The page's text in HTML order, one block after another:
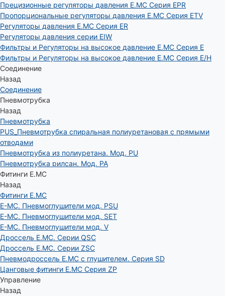
Прецизионные регуляторы давления E.MC Серия EPR
Пропорциональные регуляторы давления E.MC Серия ETV
Регуляторы давления E.MC Серия ER
Регуляторы давления серии EIW
Фильтры и Регуляторы на высокое давление E.MC Серия E
Фильтры и Регуляторы на высокое давление E.MC Серия E/H
Соединение
Назад
Соединение
Пневмотрубка
Назад
Пневмотрубка
PUS_Пневмотрубка спиральная полиуретановая с прямыми
отводами
Пневмотрубка из полиуретана. Мод. РU
Пневмотрубка рилсан. Мод. PA
Фитинги E.MC
Назад
Фитинги E.MC
E-MC. Пневмоглушители мод. PSU
E-MC. Пневмоглушители мод. SET
E-MC. Пневмоглушители мод. V
Дроссель E.MC. Серии QSC
Дроссель E.MC. Серии ZSC
Пневмодроссель E.MC с глушителем. Серия SD
Цанговые фитинги E.MC Серия ZP
Управление
Назад